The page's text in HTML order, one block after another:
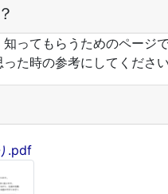
ってもらうためのページで
た時の参考にしてください
.pdf